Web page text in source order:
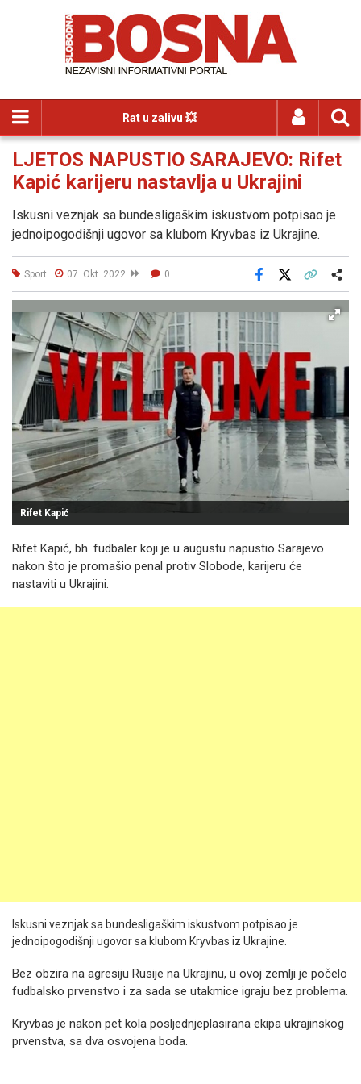
Rat u zalivu 💥
LJETOS NAPUSTIO SARAJEVO: Rifet
Kapić karijeru nastavlja u Ukrajini
Iskusni veznjak sa bundesligaškim iskustvom potpisao je
jednoipogodišnji ugovor sa klubom Kryvbas iz Ukrajine.
Sport 07. Okt. 2022 0
Facebook
Rifet Kapić
Rifet Kapić, bh. fudbaler koji je u augustu napustio Sarajevo
nakon što je promašio penal protiv Slobode, karijeru će
nastaviti u Ukrajini.
Iskusni veznjak sa bundesligaškim iskustvom potpisao je
jednoipogodišnji ugovor sa klubom Kryvbas iz Ukrajine.
Bez obzira na agresiju Rusije na Ukrajinu, u ovoj zemlji je počelo
fudbalsko prvenstvo i za sada se utakmice igraju bez problema.
Kryvbas je nakon pet kola posljednjeplasirana ekipa ukrajinskog
prvenstva, sa dva osvojena boda.